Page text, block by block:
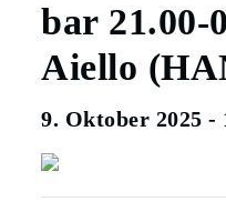
bar 21.00-
Aiello
9. Oktober 2025 -